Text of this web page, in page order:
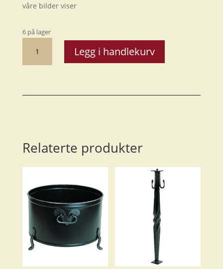
våre bilder viser
6 på lager
hjørne
antall
Legg i handlekurv
Relaterte produkter